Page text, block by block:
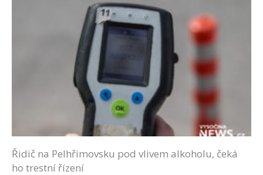
Řidič na Pelhřimovsku pod vlivem alkoholu, čeká
ho trestní řízení